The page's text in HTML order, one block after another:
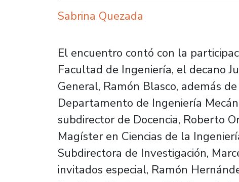
Sabrina Quezada
El encuentro contó con la
Facultad de Ingeniería, el decano
General, Ramón Blasco, además
Departamento de Ingeniería
subdirector de Docencia, Roberto
Magíster en Ciencias de la
Subdirectora de Investigación,
invitados especial, Ramón